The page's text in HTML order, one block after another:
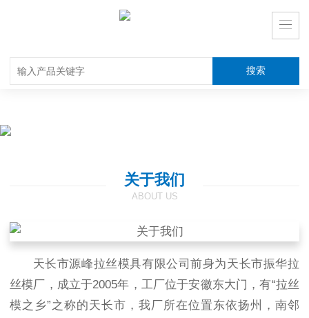
关于我们
ABOUT US
天长市源峰拉丝模具有限公司前身为天长市振华拉
丝模厂，成立于2005年，工厂位于安徽东大门，有“拉丝
模之乡”之称的天长市，我厂所在位置东依扬州，南邻